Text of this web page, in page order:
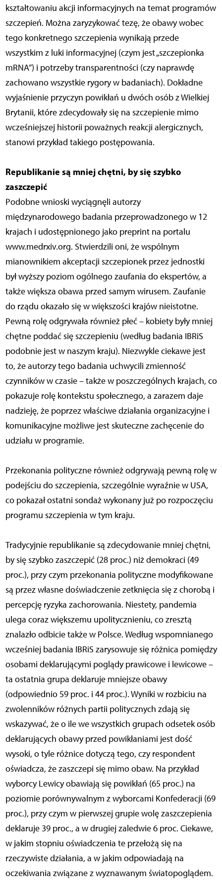
kształtowaniu akcji informacyjnych na temat programów
szczepień. Można zaryzykować tezę, że obawy wobec
tego konkretnego szczepienia wynikają przede
wszystkim z luki informacyjnej (czym jest „szczepionka
mRNA”) i potrzeby transparentności (czy naprawdę
zachowano wszystkie rygory w badaniach). Dokładne
wyjaśnienie przyczyn powikłań u dwóch osób z Wielkiej
Brytanii, które zdecydowały się na szczepienie mimo
wcześniejszej historii poważnych reakcji alergicznych,
stanowi przykład takiego postępowania.
Republikanie są mniej chętni, by się szybko
zaszczepić
Podobne wnioski wyciągnęli autorzy
międzynarodowego badania przeprowadzonego w 12
krajach i udostępnionego jako preprint na portalu
www.medrxiv.org. Stwierdzili oni, że wspólnym
mianownikiem akceptacji szczepionek przez jednostki
był wyższy poziom ogólnego zaufania do ekspertów, a
także większa obawa przed samym wirusem. Zaufanie
do rządu okazało się w większości krajów nieistotne.
Pewną rolę odgrywała również płeć – kobiety były mniej
chętne poddać się szczepieniu (według badania IBRiS
podobnie jest w naszym kraju). Niezwykle ciekawe jest
to, że autorzy tego badania uchwycili zmienność
czynników w czasie – także w poszczególnych krajach, co
pokazuje rolę kontekstu społecznego, a zarazem daje
nadzieję, że poprzez właściwe działania organizacyjne i
komunikacyjne możliwe jest skuteczne zachęcenie do
udziału w programie.
Przekonania polityczne również odgrywają pewną rolę w
podejściu do szczepienia, szczególnie wyraźnie w USA,
co pokazał ostatni sondaż wykonany już po rozpoczęciu
programu szczepienia w tym kraju.
Tradycyjnie republikanie są zdecydowanie mniej chętni,
by się szybko zaszczepić (28 proc.) niż demokraci (49
proc.), przy czym przekonania polityczne modyfikowane
są przez własne doświadczenie zetknięcia się z chorobą i
percepcję ryzyka zachorowania. Niestety, pandemia
ulega coraz większemu upolitycznieniu, co zresztą
znalazło odbicie także w Polsce. Według wspomnianego
wcześniej badania IBRiS zarysowuje się różnica pomiędzy
osobami deklarującymi poglądy prawicowe i lewicowe –
ta ostatnia grupa deklaruje mniejsze obawy
(odpowiednio 59 proc. i 44 proc.). Wyniki w rozbiciu na
zwolenników różnych partii politycznych zdają się
wskazywać, że o ile we wszystkich grupach odsetek osób
deklarujących obawy przed powikłaniami jest dość
wysoki, o tyle różnice dotyczą tego, czy respondent
oświadcza, że zaszczepi się mimo obaw. Na przykład
wyborcy Lewicy obawiają się powikłań (65 proc.) na
poziomie porównywalnym z wyborcami Konfederacji (69
proc.), przy czym w pierwszej grupie wolę zaszczepienia
deklaruje 39 proc., a w drugiej zaledwie 6 proc. Ciekawe,
w jakim stopniu oświadczenia te przełożą się na
rzeczywiste działania, a w jakim odpowiadają na
oczekiwania związane z wyznawanym światopoglądem.